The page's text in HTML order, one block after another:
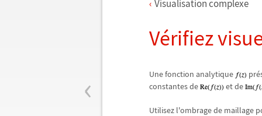
‹
Visualisation complexe
Vérifiez
Une fonction analytique pré
constantes de
et de
Utilisez l'ombrage de maillage